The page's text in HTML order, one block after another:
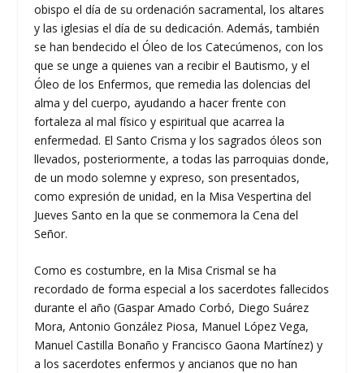
obispo el día de su ordenación sacramental, los altares
y las iglesias el día de su dedicación. Además, también
se han bendecido el Óleo de los Catecúmenos, con los
que se unge a quienes van a recibir el Bautismo, y el
Óleo de los Enfermos, que remedia las dolencias del
alma y del cuerpo, ayudando a hacer frente con
fortaleza al mal físico y espiritual que acarrea la
enfermedad. El Santo Crisma y los sagrados óleos son
llevados, posteriormente, a todas las parroquias donde,
de un modo solemne y expreso, son presentados,
como expresión de unidad, en la Misa Vespertina del
Jueves Santo en la que se conmemora la Cena del
Señor.
Como es costumbre, en la Misa Crismal se ha
recordado de forma especial a los sacerdotes fallecidos
durante el año (Gaspar Amado Corbó, Diego Suárez
Mora, Antonio González Piosa, Manuel López Vega,
Manuel Castilla Bonaño y Francisco Gaona Martínez) y
a los sacerdotes enfermos y ancianos que no han